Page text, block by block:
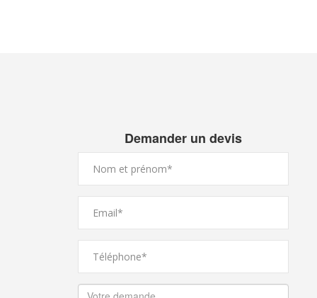
Demander un devis